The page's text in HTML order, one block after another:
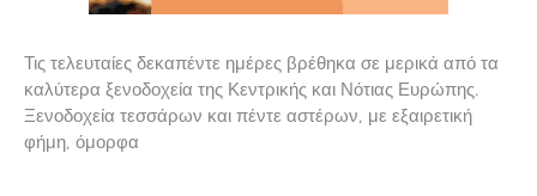
Τις τελευταίες δεκαπέντε ημέρες βρέθηκα σε μερικά από τα
καλύτερα ξενοδοχεία της Κεντρικής και Νότιας Ευρώπης.
Ξενοδοχεία τεσσάρων και πέντε αστέρων, με εξαιρετική
φήμη, όμορφα